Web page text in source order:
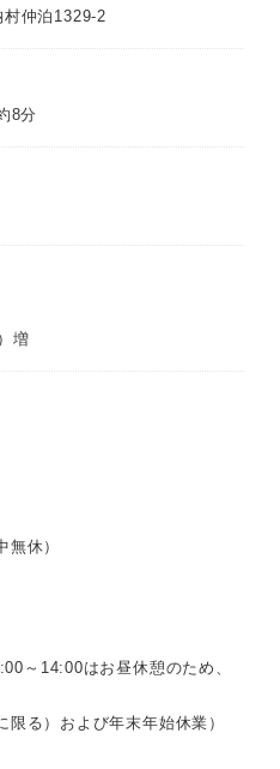
仲泊1329-2
8分
増
無休）
～14:00はお昼休憩のため、
限る）および年末年始休業）